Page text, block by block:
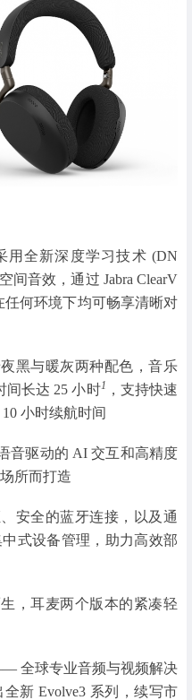
全新深度学习技术 (DN
间音效，通过 Jabra ClearV
任何环境下均可畅享清晰对
黑与暖灰两种配色，音乐
间长达 25 小时1 ，支持快速
小时续航时间
音驱动的 AI 交互和高精度
所而打造
安全的蓝牙连接，以及通
中式设备管理，助力高效部
，耳麦两个版本的紧凑轻
全球专业音频与视频解决
新 Evolve3 系列，续写市